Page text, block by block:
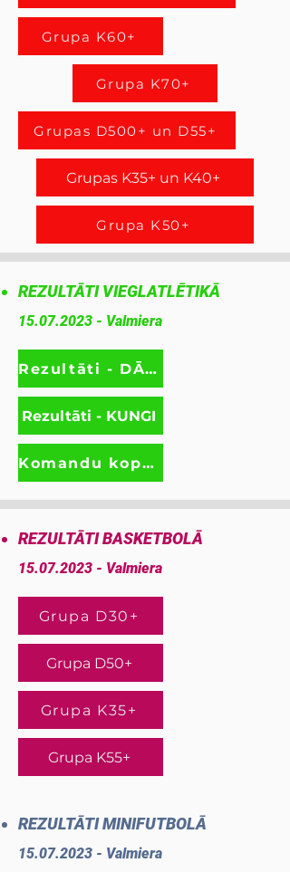
Grupa K60+
Grupa K70+
Grupas D500+ un D55+
Grupas K35+ un K40+
Grupa K50+
REZULTĀTI VIEGLATLĒTIKĀ
15.07.2023 - Valmiera
Rezultāti - DĀMAS
Rezultāti - KUNGI
Komandu kopvērtējums
REZULTĀTI BASKETBOLĀ
15.07.2023 - Valmiera
Grupa D30+
Grupa D50+
Grupa K35+
Grupa K55+
REZULTĀTI MINIFUTBOLĀ
15.07.2023 - Valmiera